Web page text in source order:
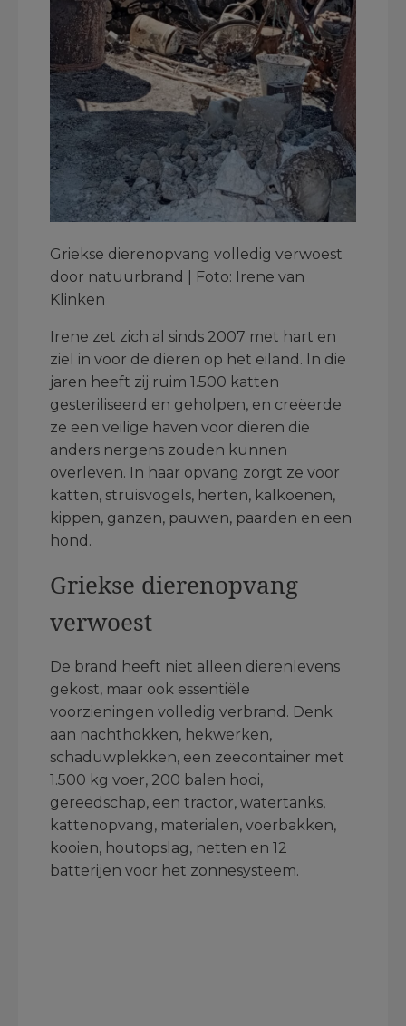
Griekse dierenopvang volledig verwoest
door natuurbrand | Foto: Irene van
Klinken
Irene zet zich al sinds 2007 met hart en
ziel in voor de dieren op het eiland. In die
jaren heeft zij ruim 1.500 katten
gesteriliseerd en geholpen, en creëerde
ze een veilige haven voor dieren die
anders nergens zouden kunnen
overleven. In haar opvang zorgt ze voor
katten, struisvogels, herten, kalkoenen,
kippen, ganzen, pauwen, paarden en een
hond.
Griekse dierenopvang
verwoest
De brand heeft niet alleen dierenlevens
gekost, maar ook essentiële
voorzieningen volledig verbrand. Denk
aan nachthokken, hekwerken,
schaduwplekken, een zeecontainer met
1.500 kg voer, 200 balen hooi,
gereedschap, een tractor, watertanks,
kattenopvang, materialen, voerbakken,
kooien, houtopslag, netten en 12
batterijen voor het zonnesysteem.